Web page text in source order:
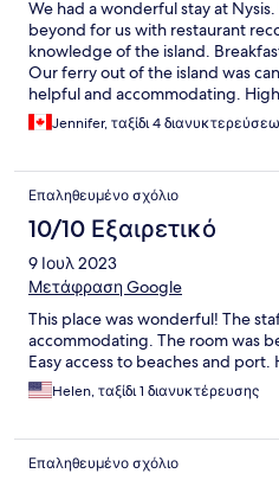
We had a wonderful stay at
beyond for us with restaurant
knowledge of the island.
Our ferry out of the island was
helpful and accommodating.
Jennifer, ταξίδι 4
Επαληθευμένο σχόλιο
10/10 Εξαιρετικό
9 Ιουλ 2023
Μετάφραση Google
This place was wonderful! The
accommodating. The room was
Easy access to beaches and
Helen, ταξίδι 1 διανυκτέρευσης
Επαληθευμένο σχόλιο